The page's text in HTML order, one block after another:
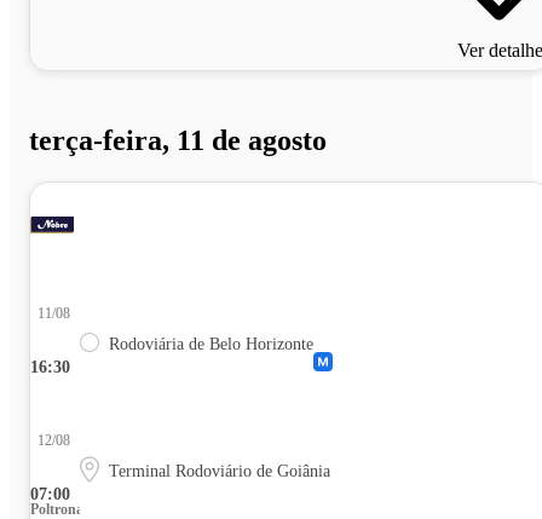
Ver
terça-feira, 11 de agosto
16:30
11/08
Rodoviária de Belo Horizonte
07:00
12/08
Terminal Rodoviário de Goiânia
Poltrona